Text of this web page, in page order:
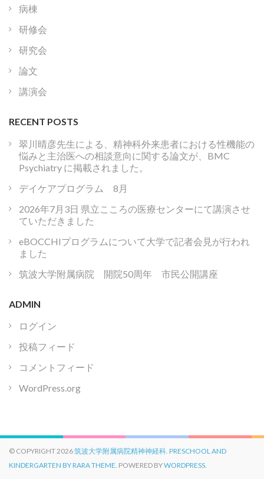
病棟
研修会
研究会
論文
講演会
RECENT POSTS
翠川晴彦先生による、精神科外来患者における性機能の
悩みと主治医への相談意向に関する論文が、BMC
Psychiatry に掲載されました。
デイケアプログラム 8月
2026年7月3日 県立こころの医療センターにて講演させ
ていただきました
eBOCCHIプログラムについて大学で記者会見が行われ
ました
筑波大学附属病院 開院50周年 市民公開講座
ADMIN
ログイン
投稿フィード
コメントフィード
WordPress.org
© COPYRIGHT 2026筑波大学附属病院精神神経科 PRESCHOOL AND
KINDERGARTEN BY RARA THEME. POWERED BYWORDPRESS.